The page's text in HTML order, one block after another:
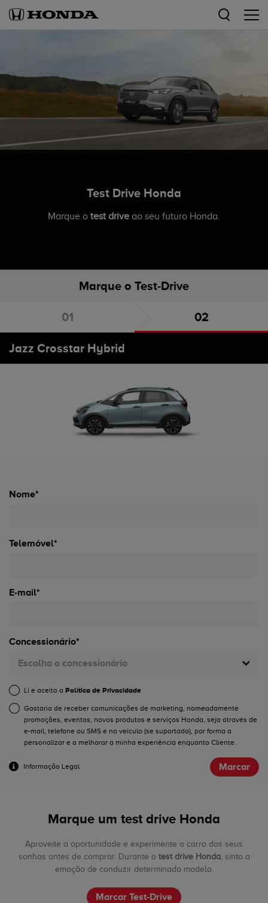
Test Drive Honda
Marque o test drive ao seu futuro Honda.
Marque o Test-Drive
Escolha o carro Marque o Test-Drive
Jazz Crosstar Hybrid
Nome*
Telemóvel*
E-mail*
Concessionário*
Escolha o concessionário
Li e aceito a Política de Privacidade
Gostaria de receber comunicações de marketing, nomeadamente
promoções, eventos, novos produtos e serviços Honda, seja através de
e-mail, telefone ou SMS e no veículo (se suportado), por forma a
personalizar e a melhorar a minha experiência enquanto Cliente.
Informação Legal Marcar
Marque um test drive Honda
Aproveite a oportunidade e experimente o carro dos seus
sonhos antes de comprar. Durante o test drive Honda, sinta a
emoção de conduzir determinado modelo.
Marcar Test-Drive